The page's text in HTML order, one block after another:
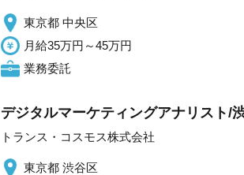
東京都 中央区
月給35万円～45万円
業務委託
デジタルマーケティングアナリスト/
トランス・コスモス株式会社
東京都 渋谷区